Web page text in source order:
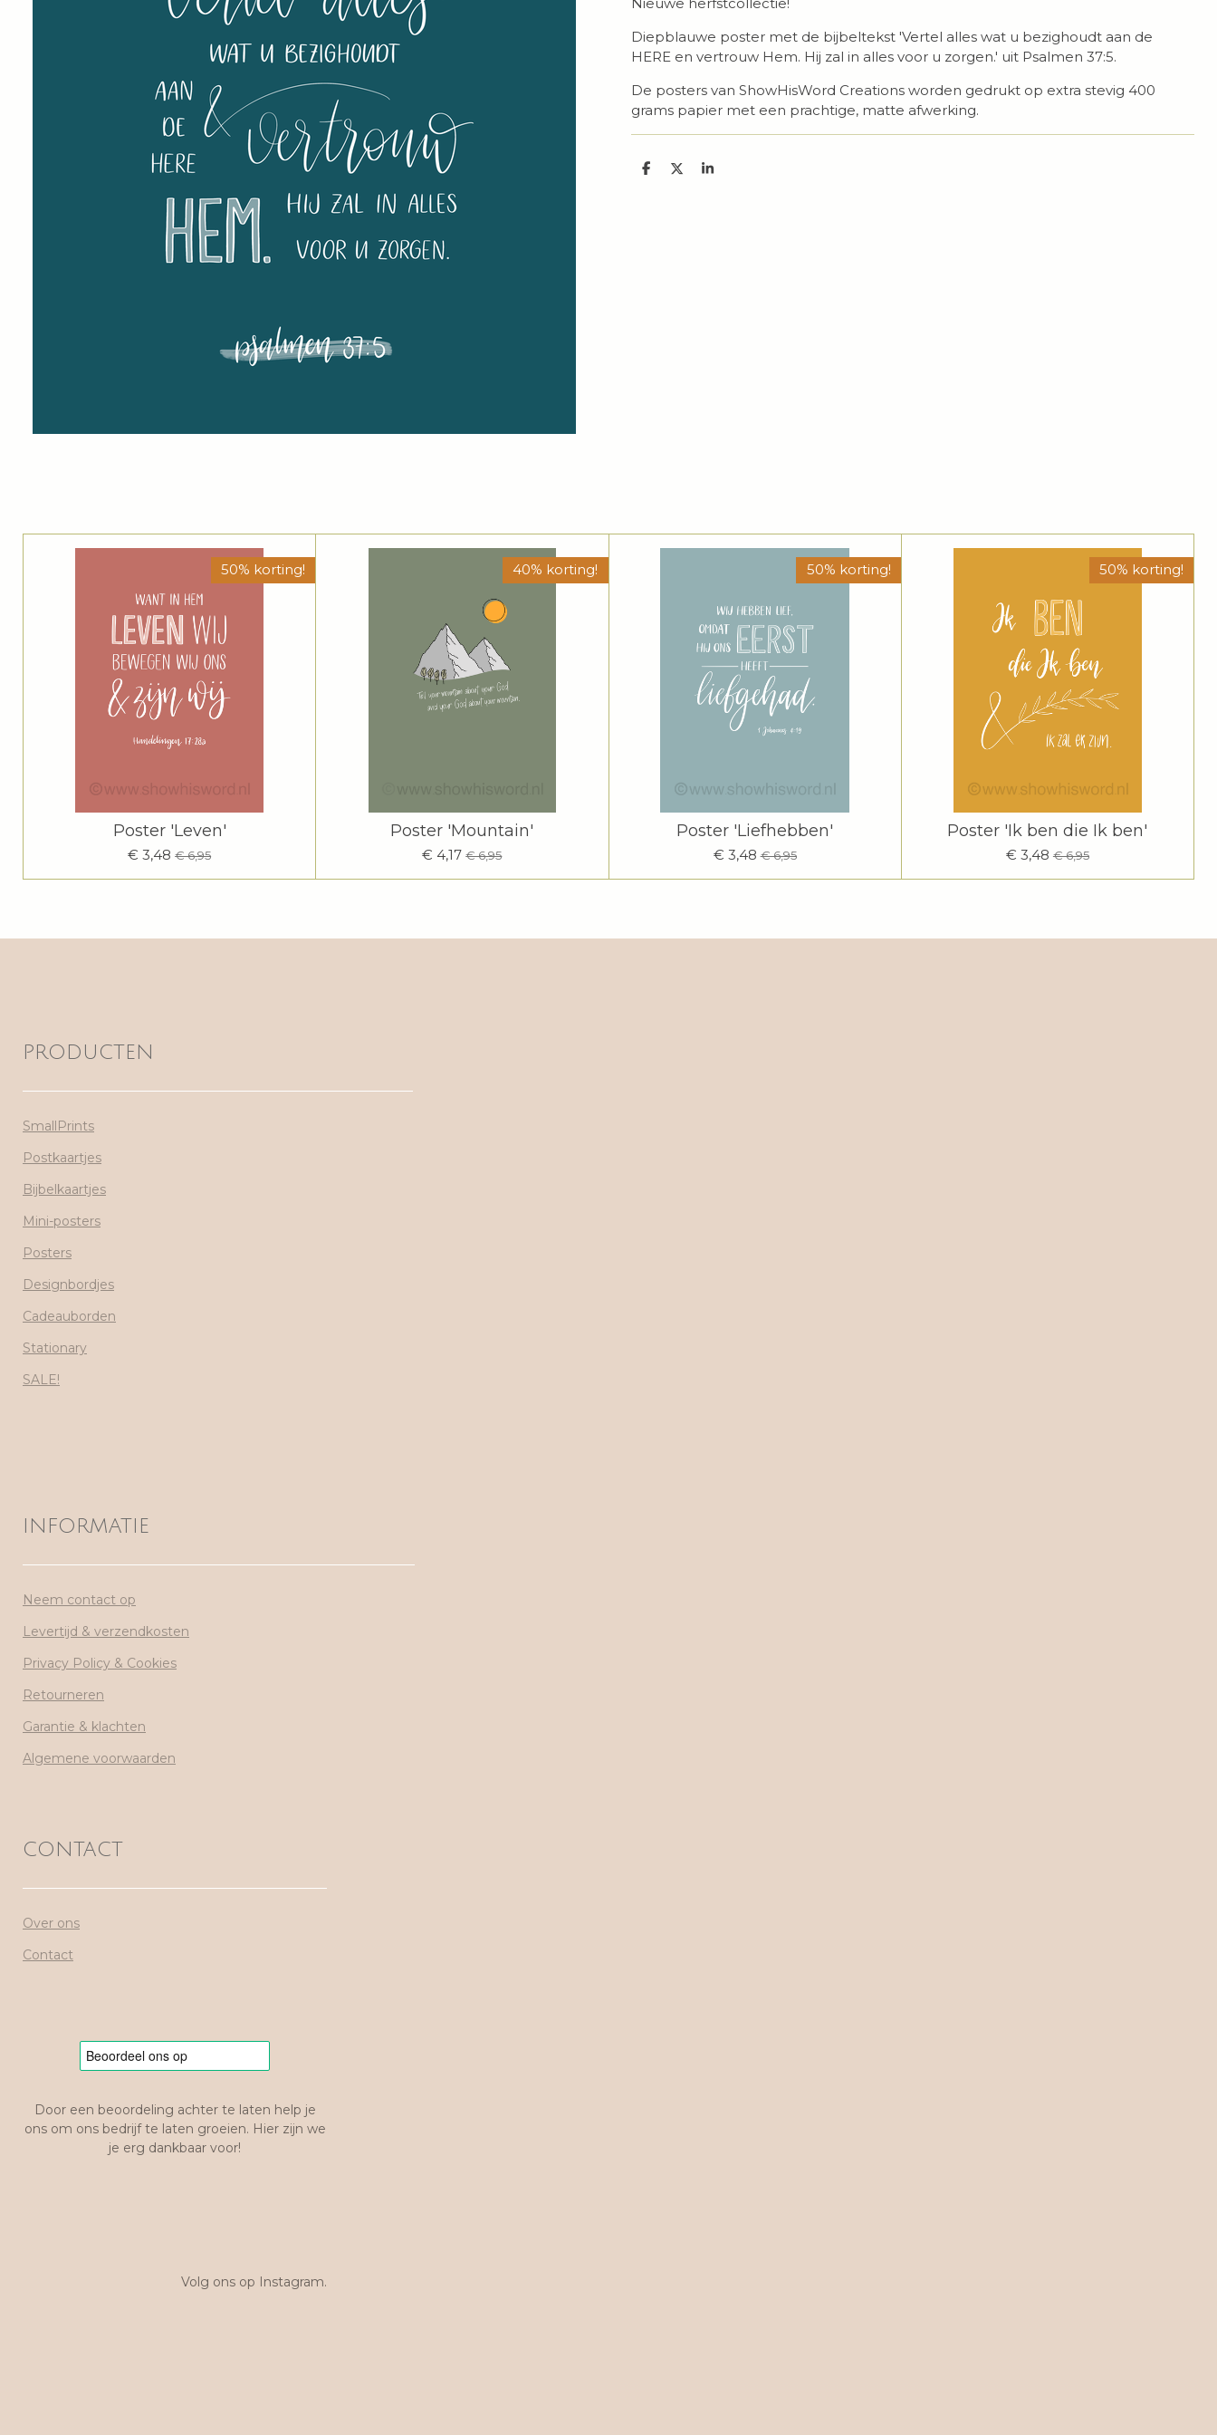
Nieuwe herfstcollectie!
Diepblauwe poster met de bijbeltekst 'Vertel alles wat u bezighoudt aan de
HERE en vertrouw Hem. Hij zal in alles voor u zorgen.' uit Psalmen 37:5.
De posters van ShowHisWord Creations worden gedrukt op extra stevig 400
grams papier met een prachtige, matte afwerking.
D
D
S
50% korting!
Poster 'Leven'
€ 3,48 € 6,95
40% korting!
Poster 'Mountain'
€ 4,17 € 6,95
50% korting!
Poster 'Liefhebben'
€ 3,48 € 6,95
50% korting!
Poster 'Ik ben die Ik ben'
€ 3,48 € 6,95
PRODUCTEN
SmallPrints
Postkaartjes
Bijbelkaartjes
Mini-posters
Posters
Designbordjes
Cadeauborden
Stationary
SALE!
INFORMATIE
Neem contact op
Levertijd & verzendkosten
Privacy Policy & Cookies
Retourneren
Garantie & klachten
Algemene voorwaarden
CONTACT
Over ons
Contact
Door een beoordeling achter te laten help je
ons om ons bedrijf te laten groeien. Hier zijn we
je erg dankbaar voor!
Volg ons op Instagram.